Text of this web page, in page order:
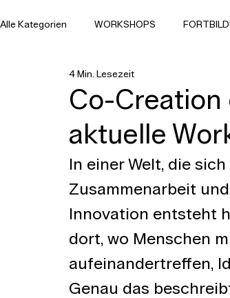
Alle Kategorien WORKSHOPS
Co-Creation
aktuelle
4 Min. Lesezeit
In einer Welt, die
Zusammenarbeit
Innovation entsteht
dort, wo Menschen
aufeinandertreffen,
Genau das